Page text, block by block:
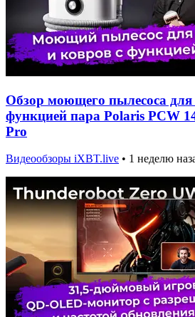
Обзор моющего пылесоса для
функцией пара Polaris PCW
Pro
Видеообзоры iXBT.live • 1 неделю